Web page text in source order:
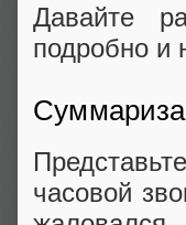
Давайте
подробно и
часовой